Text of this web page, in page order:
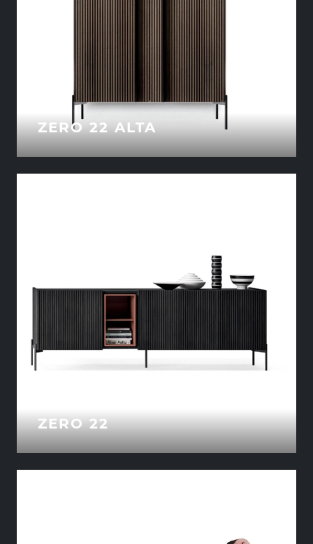
ZERO 22 ALTA
ZERO 22